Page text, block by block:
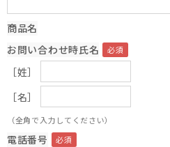
商品名
お問い合わせ時氏名
［姓］
［名］
（全角で入力してください）
電話番号